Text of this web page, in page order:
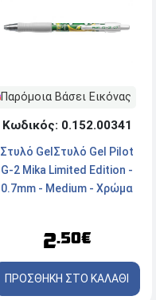
Παρόμοια Βάσει Εικόνας
Κωδικός: 0.152.00341
Στυλό GelΣτυλό Gel Pilot
G-2 Mika Limited Edition -
0.7mm - Medium - Χρώμα
2.50€
ΠΡΟΣΘΗΚΗ ΣΤΟ ΚΑΛΑΘΙ